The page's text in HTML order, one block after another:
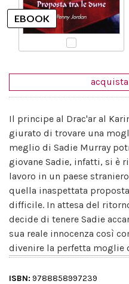
Il principe al Drac'ar al
giurato di trovare una
meglio di Sadie Murray
giovane Sadie, infatti, si è
lavoro in un paese
quella inaspettata
difficile. In attesa del
decide di tenere Sadie
sua reale innocenza così
divenire la perfetta moglie
ISBN: 9788858997239